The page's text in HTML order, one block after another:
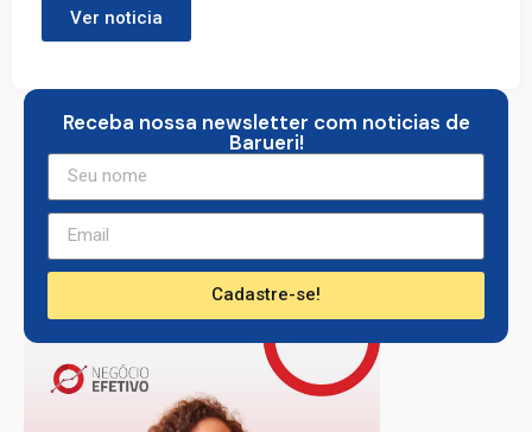
Ver noticia
Receba nossa newsletter com noticias de
Barueri!
Cadastre-se!